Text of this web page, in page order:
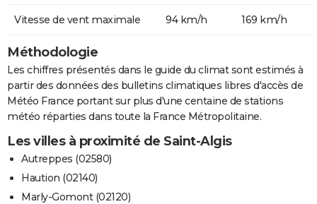
Vitesse de vent maximale 94 km/h 169 km/h
Méthodologie
Les chiffres présentés dans le guide du climat sont estimés à
partir des données des bulletins climatiques libres d'accès de
Météo France portant sur plus d'une centaine de stations
météo réparties dans toute la France Métropolitaine.
Les villes à proximité de Saint-Algis
Autreppes (02580)
Haution (02140)
Marly-Gomont (02120)